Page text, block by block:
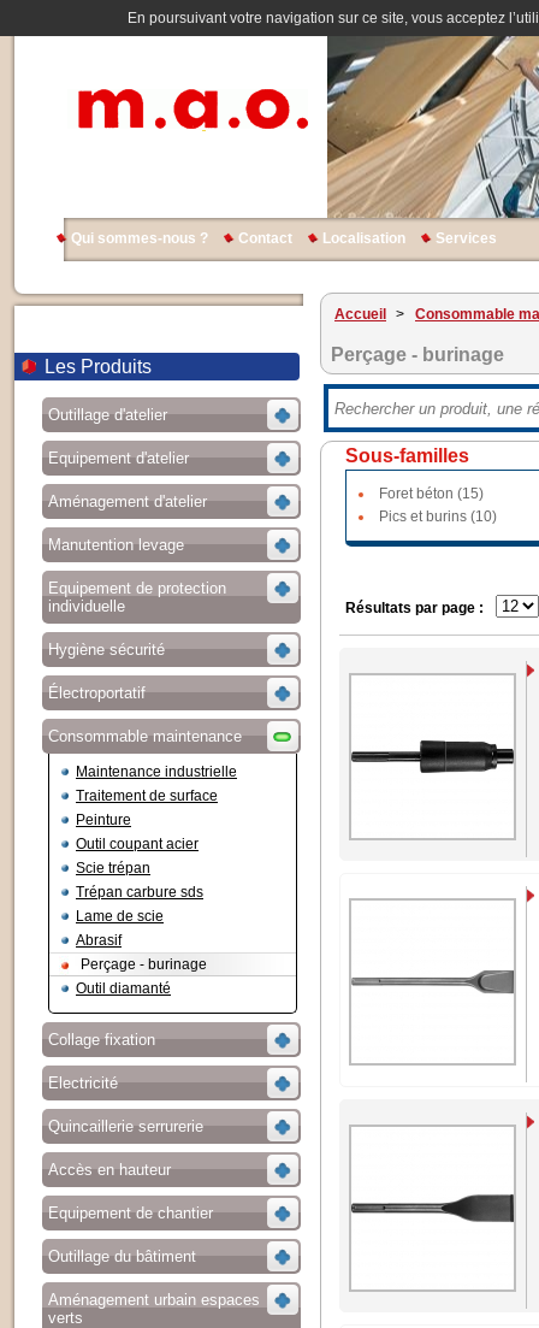
En poursuivant votre navigation sur ce site, vous acceptez
Qui sommes-nous ? Contact Localisation Services
Les Produits
Outillage d'atelier
Equipement d'atelier
Aménagement d'atelier
Manutention levage
Equipement de protection
individuelle
Hygiène sécurité
Électroportatif
Consommable maintenance
Maintenance industrielle
Traitement de surface
Peinture
Outil coupant acier
Scie trépan
Trépan carbure sds
Lame de scie
Abrasif
Perçage - burinage
Outil diamanté
Collage fixation
Electricité
Quincaillerie serrurerie
Accès en hauteur
Equipement de chantier
Outillage du bâtiment
Aménagement urbain espaces
verts
Accueil > Consommable
Perçage - burinage
Sous-familles
Foret béton (15)
Pics et burins (10)
Résultats par page :